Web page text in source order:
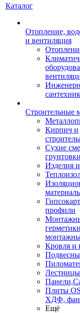
Каталог
Отопление,
и вентиляция
Строительные
Кирпич и
Сухие
Изделия
профили
Кровля и
Лестницы
Плиты
ХДФ,
Ещё